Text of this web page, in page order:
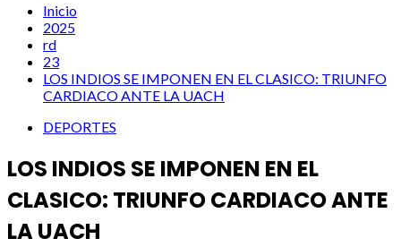
Inicio
2025
rd
23
LOS INDIOS SE IMPONEN EN EL CLASICO: TRIUNFO
CARDIACO ANTE LA UACH
DEPORTES
LOS INDIOS SE IMPONEN EN EL
CLASICO: TRIUNFO CARDIACO ANTE
LA UACH